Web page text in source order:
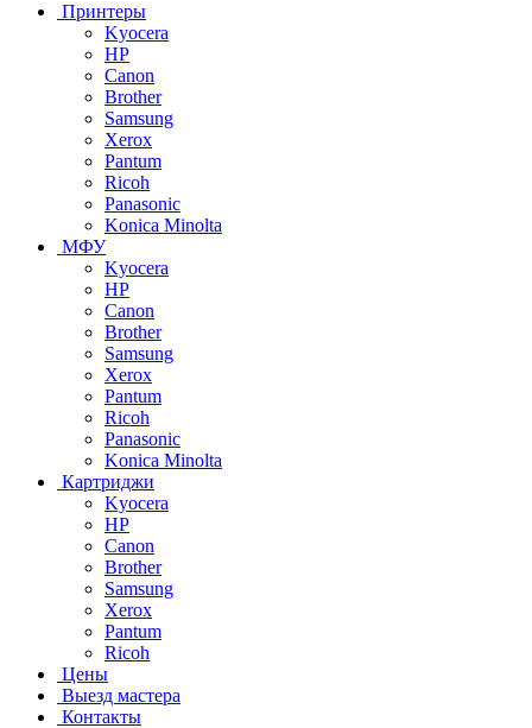
Принтеры
Kyocera
HP
Canon
Brother
Samsung
Xerox
Pantum
Ricoh
Panasonic
Konica Minolta
МФУ
Kyocera
HP
Canon
Brother
Samsung
Xerox
Pantum
Ricoh
Panasonic
Konica Minolta
Картриджи
Kyocera
HP
Canon
Brother
Samsung
Xerox
Pantum
Ricoh
Цены
Выезд мастера
Контакты